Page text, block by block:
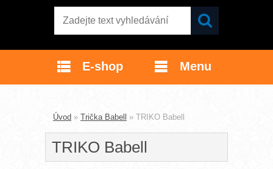
E-shop Menu
Úvod » Trička Babell » TRIKO Babell
TRIKO Babell